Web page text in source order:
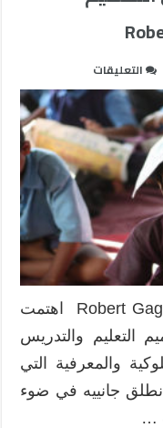
التعليقات
دور
نظرية
روبرت
جانييه
في
البيئات
التعليمية
والتدريبية
ودورها
في
مراحل
التصميم
التعليمي
Robert
Gagne’s
theory
نظرية روبرت جانييه Robert Gagne’s theory اهتمت
التعليم والتدريس
والمعرفية التي
جانييه في ضوء
…